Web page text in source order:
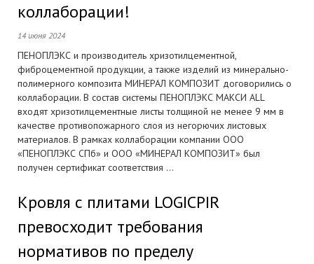
коллаборации!
14 июня 2024
ПЕНОПЛЭКС и производитель хризотилцементной,
фиброцементной продукции, а также изделий из минерально-
полимерного композита МИНЕРАЛ КОМПОЗИТ договорились о
коллаборации. В состав системы ПЕНОПЛЭКС МАКСИ ALL
входят хризотилцементные листы толщиной не менее 9 мм в
качестве противопожарного слоя из негорючих листовых
материалов. В рамках коллаборации компании ООО
«ПЕНОПЛЭКС СПб» и ООО «МИНЕРАЛ КОМПОЗИТ» был
получен сертификат соответствия ...
Кровля с плитами LOGICPIR
превосходит требования
нормативов по пределу